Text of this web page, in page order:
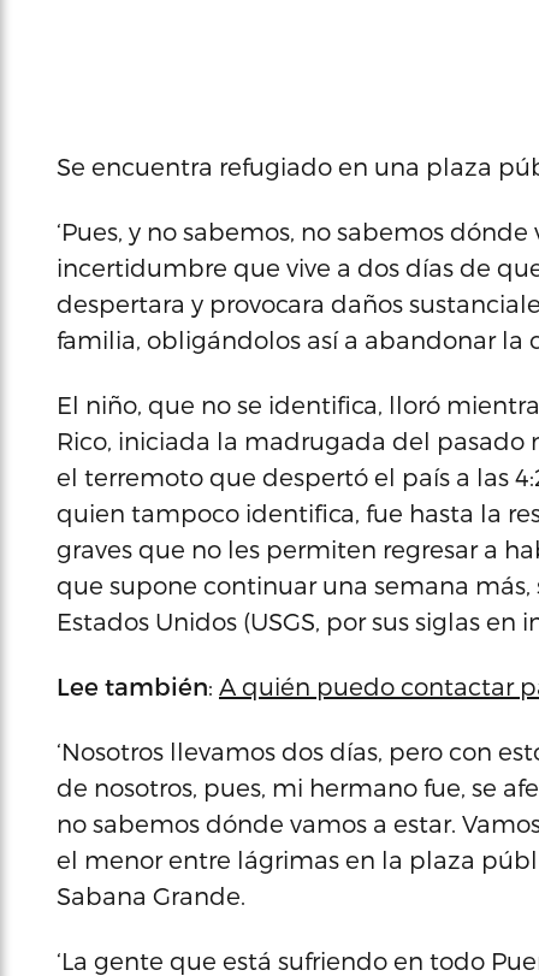
Se encuentra refugiado en una plaza
‘Pues, y no sabemos, no sabemos
incertidumbre que vive a dos días de
despertara y provocara daños
familia, obligándolos así a abandonar la
El niño, que no se identifica, lloró
Rico, iniciada la madrugada del pasado
el terremoto que despertó el país a las
quien tampoco identifica, fue hasta la
graves que no les permiten regresar a
que supone continuar una semana
Estados Unidos (USGS, por sus siglas en
Lee también: A quién puedo contactar
‘Nosotros llevamos dos días, pero con
de nosotros, pues, mi hermano fue, se
no sabemos dónde vamos a estar.
el menor entre lágrimas en la plaza
Sabana Grande.
‘La gente que está sufriendo en todo